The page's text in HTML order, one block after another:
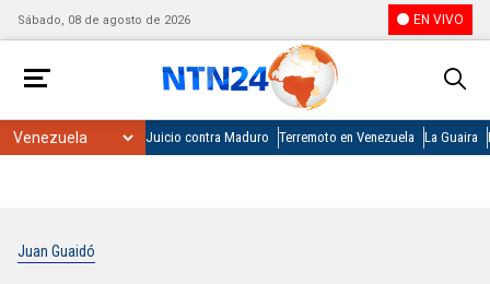
Sábado, 08 de agosto de 2026 EN VIVO
Juicio contra Maduro Terremoto en Venezuela La Guaira
Juan Guaidó